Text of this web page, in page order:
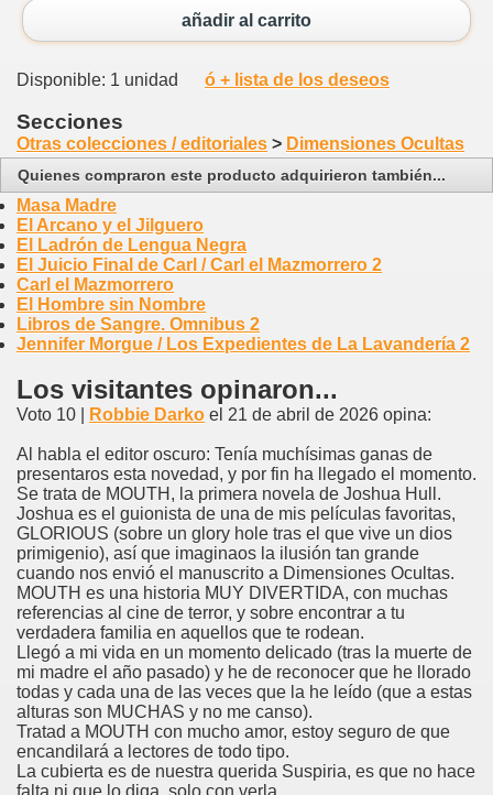
añadir al carrito
Disponible: 1 unidad ó + lista de los deseos
Secciones
Otras colecciones / editoriales > Dimensiones Ocultas
Quienes compraron este producto adquirieron también...
Masa Madre
El Arcano y el Jilguero
El Ladrón de Lengua Negra
El Juicio Final de Carl / Carl el Mazmorrero 2
Carl el Mazmorrero
El Hombre sin Nombre
Libros de Sangre. Omnibus 2
Jennifer Morgue / Los Expedientes de La Lavandería 2
Los visitantes opinaron...
Voto 10 | Robbie Darko el 21 de abril de 2026 opina:
Al habla el editor oscuro: Tenía muchísimas ganas de
presentaros esta novedad, y por fin ha llegado el momento.
Se trata de MOUTH, la primera novela de Joshua Hull.
Joshua es el guionista de una de mis películas favoritas,
GLORIOUS (sobre un glory hole tras el que vive un dios
primigenio), así que imaginaos la ilusión tan grande
cuando nos envió el manuscrito a Dimensiones Ocultas.
MOUTH es una historia MUY DIVERTIDA, con muchas
referencias al cine de terror, y sobre encontrar a tu
verdadera familia en aquellos que te rodean.
Llegó a mi vida en un momento delicado (tras la muerte de
mi madre el año pasado) y he de reconocer que he llorado
todas y cada una de las veces que la he leído (que a estas
alturas son MUCHAS y no me canso).
Tratad a MOUTH con mucho amor, estoy seguro de que
encandilará a lectores de todo tipo.
La cubierta es de nuestra querida Suspiria, es que no hace